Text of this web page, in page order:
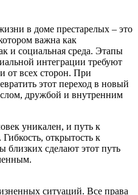
в доме престарелых – это
важна как
и социальная среда. Этапы
интеграции требуют
от всех сторон. При
этот переход в новый
дружбой и внутренним
уникален, и путь к
открытость к
близких сделают этот путь
ситуаций. Все права